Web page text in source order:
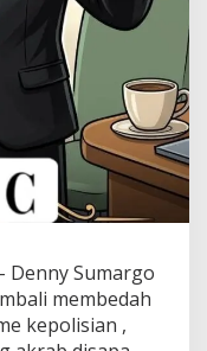
Denny Sumargo
membedah
kepolisian ,